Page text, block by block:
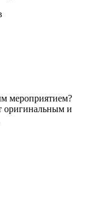
мероприятием?
оригинальным и